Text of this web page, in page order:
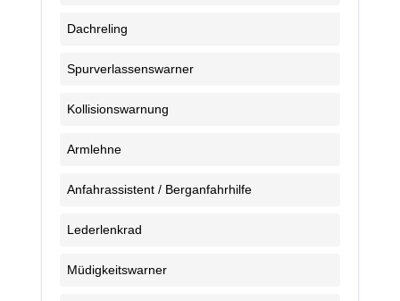
Dachreling
Spurverlassenswarner
Kollisionswarnung
Armlehne
Anfahrassistent / Berganfahrhilfe
Lederlenkrad
Müdigkeitswarner